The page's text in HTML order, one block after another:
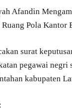
Afandin
Pola
surat
pegawai
kabupaten